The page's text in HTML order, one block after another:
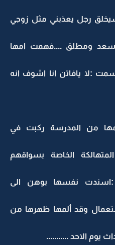
رجل يعذبني مثل زوجي
سعد ومطلق ....فهمت امها
:لا يافاتن انا اشوف انه
من المدرسة ركبت في
الخاصة بسواقهم
:اسندت نفسها بوهن الى
وقد ألمها ظهرها من
يوم الاحد ...........